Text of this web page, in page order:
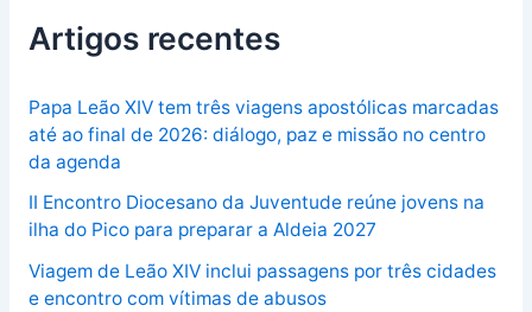
Artigos recentes
Papa Leão XIV tem três viagens apostólicas marcadas
até ao final de 2026: diálogo, paz e missão no centro
da agenda
II Encontro Diocesano da Juventude reúne jovens na
ilha do Pico para preparar a Aldeia 2027
Viagem de Leão XIV inclui passagens por três cidades
e encontro com vítimas de abusos